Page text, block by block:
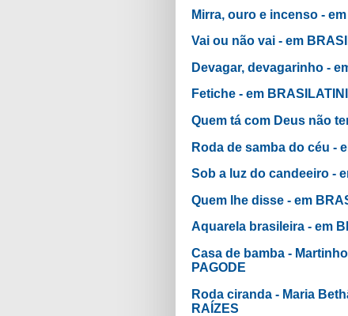
Mirra, ouro e incenso -
Vai ou não vai - em
Devagar, devagarinho -
Fetiche - em
Quem tá com Deus não
Roda de samba do céu -
Sob a luz do candeeiro -
Quem lhe disse - em
Aquarela brasileira - em
Casa de bamba -
PAGODE
Roda ciranda - Maria
RAÍZES